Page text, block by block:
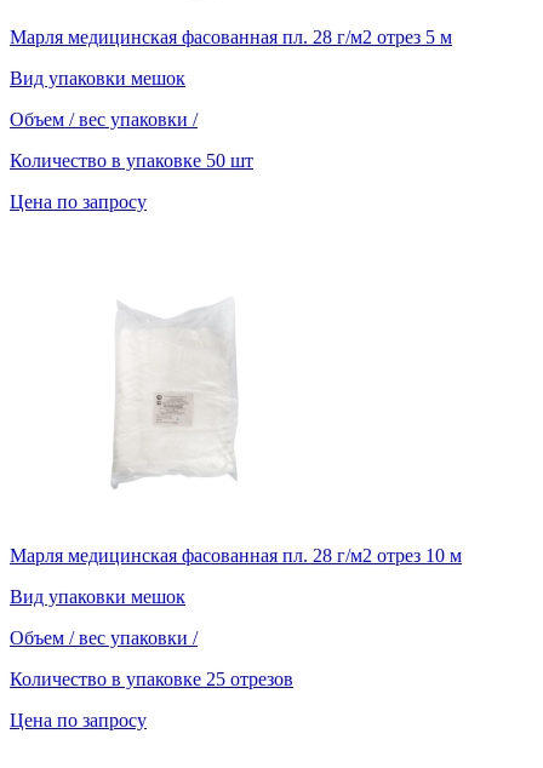
Марля медицинская фасованная пл. 28 г/м2 отрез 5 м
Вид упаковки мешок
Объем / вес упаковки /
Количество в упаковке 50 шт
Цена по запросу
Марля медицинская фасованная пл. 28 г/м2 отрез 10 м
Вид упаковки мешок
Объем / вес упаковки /
Количество в упаковке 25 отрезов
Цена по запросу